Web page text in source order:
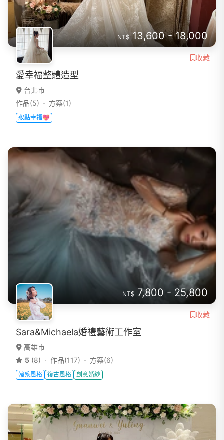
NT$ 13,600 - 18,000
收藏
愛幸福整體造型
台北市
作品(5)
方案(1)
妝點幸福💖
NT$ 7,800 - 25,800
收藏
Sara&Michaela婚禮藝術工作室
高雄市
5 (8) 作品(117) 方案(6)
韓系風格 復古風格 創意婚紗